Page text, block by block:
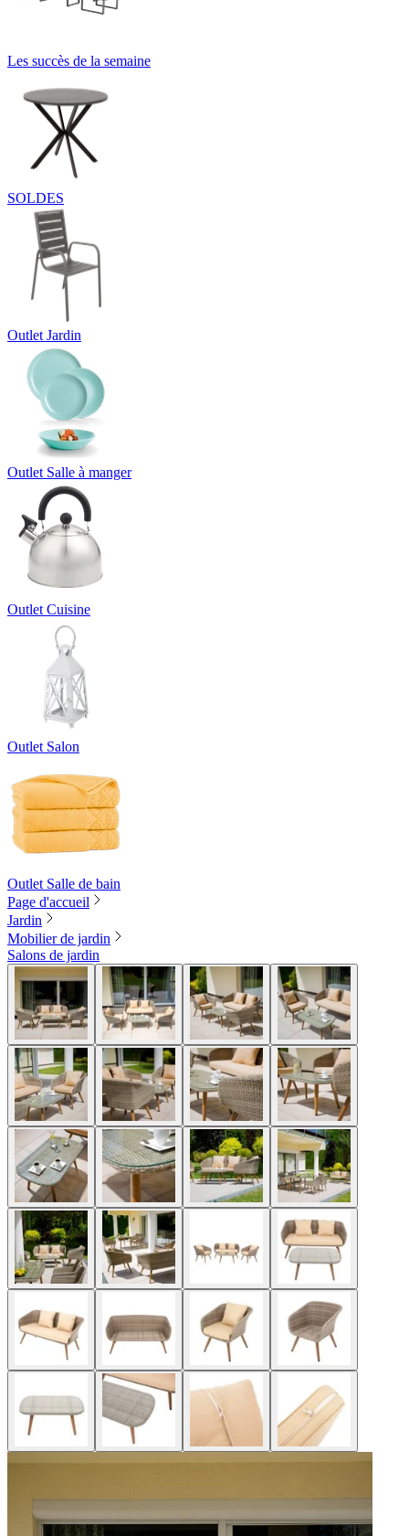
Les succès de la semaine
SOLDES
Outlet Jardin
Outlet Salle à manger
Outlet Cuisine
Outlet Salon
Outlet Salle de bain
Page d'accueil
Jardin
Mobilier de jardin
Salons de jardin